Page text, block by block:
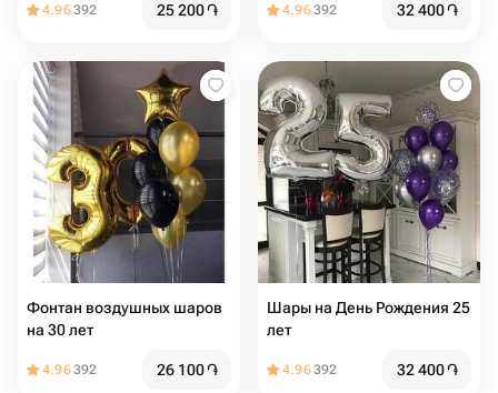
4.96392 25 200֏ 4.96392 32 400֏
Фонтан воздушных шаров
на 30 лет
4.96392 26 100֏
Шары на День Рождения 25
лет
4.96392 32 400֏